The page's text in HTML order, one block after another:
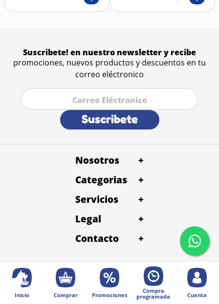
Inicio Comprar Promociones
Compra
programada
Cuenta
Suscribete! en nuestro newsletter y recibe
promociones, nuevos productos y descuentos en tu
correo eléctronico
Suscribete
Nosotros
+
Categorias
+
Servicios
+
Legal
+
Contacto
+